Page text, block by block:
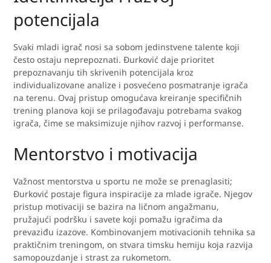
potencijala
Svaki mladi igrač nosi sa sobom jedinstvene talente koji
često ostaju neprepoznati. Đurković daje prioritet
prepoznavanju tih skrivenih potencijala kroz
individualizovane analize i posvećeno posmatranje igrača
na terenu. Ovaj pristup omogućava kreiranje specifičnih
trening planova koji se prilagođavaju potrebama svakog
igrača, čime se maksimizuje njihov razvoj i performanse.
Mentorstvo i motivacija
Važnost mentorstva u sportu ne može se prenaglasiti;
Đurković postaje figura inspiracije za mlade igrače. Njegov
pristup motivaciji se bazira na ličnom angažmanu,
pružajući podršku i savete koji pomažu igračima da
prevaziđu izazove. Kombinovanjem motivacionih tehnika sa
praktičnim treningom, on stvara timsku hemiju koja razvija
samopouzdanje i strast za rukometom.